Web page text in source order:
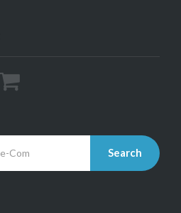
Search